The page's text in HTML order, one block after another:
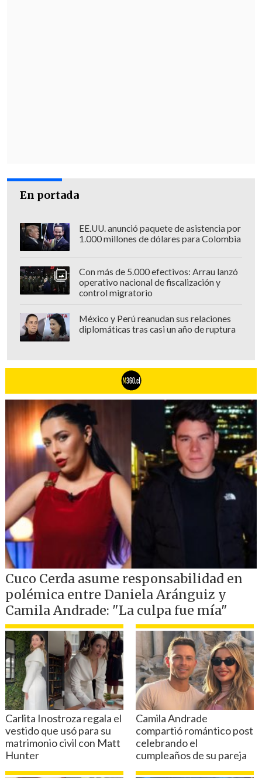
En portada
EE.UU. anunció paquete de asistencia por
1.000 millones de dólares para Colombia
Con más de 5.000 efectivos: Arrau lanzó
operativo nacional de fiscalización y
control migratorio
México y Perú reanudan sus relaciones
diplomáticas tras casi un año de ruptura